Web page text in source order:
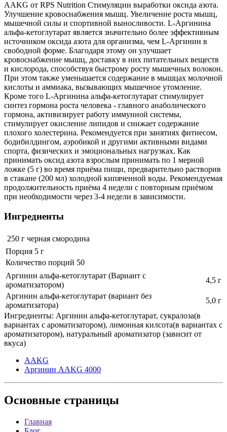
AAKG от RPS Nutrition Стимуляции выработки оксида азота.
Улучшение кровоснабжения мышц. Увеличение роста мышц,
мышечной силы и спортивной выносливости. L-Аргинина
альфа-кетоглутарат является значительно более эффективным
источником оксида азота для организма, чем L-Аргинин в
свободной форме. Благодаря этому он улучшает
кровоснабжение мышц, доставку в них питательных веществ
и кислорода, способствуя быстрому росту мышечных волокон.
При этом также уменьшается содержание в мышцах молочной
кислоты и аммиака, вызывающих мышечное утомление.
Кроме того L-Аргинина альфа-кетоглутарат стимулирует
синтез гормона роста человека - главного анаболического
гормона, активизирует работу иммунной системы,
стимулирует окисление липидов и снижает содержание
плохого холестерина. Рекомендуется при занятиях фитнесом,
бодибилдингом, аэробикой и другими активными видами
спорта, физических и эмоциональных нагрузках. Как
принимать оксид азота взрослым принимать по 1 мерной
ложке (5 г) во время приёма пищи, предварительно растворив
в стакане (200 мл) холодной кипяченной воды. Рекомендуемая
продолжительность приёма 4 недели с повторным приёмом
при необходимости через 3-4 недели в зависимости.
Ингредиенты
250 г черная смородина
Порция 5 г
Количество порций 50
Аргинин альфа-кетоглутарат (Вариант с
ароматизатором)
4,5 г
Аргинин альфа-кетоглутарат (вариант без
ароматизатора)
5,0 г
Ингредиенты: Аргинин альфа-кетоглутарат, сукралоза(в
вариантах с ароматизатором), лимонная килсота(в вариантах с
ароматизатором), натуральный ароматизатор (зависит от
вкуса)
AAKG
Аргинин AAKG 4000
Основные страницы
Главная